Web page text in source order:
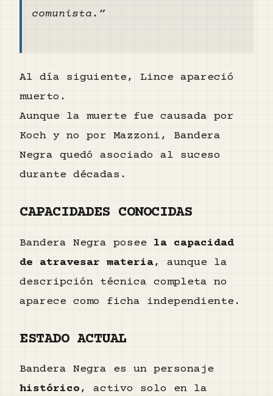
comunista.”
Al día siguiente, Lince apareció
muerto.
Aunque la muerte fue causada por
Koch y no por Mazzoni, Bandera
Negra quedó asociado al suceso
durante décadas.
CAPACIDADES CONOCIDAS
Bandera Negra posee la capacidad
de atravesar materia, aunque la
descripción técnica completa no
aparece como ficha independiente.
ESTADO ACTUAL
Bandera Negra es un personaje
histórico , activo solo en la